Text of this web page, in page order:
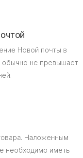
Новой почты в
обычно не превышает
Наложенным
необходимо иметь